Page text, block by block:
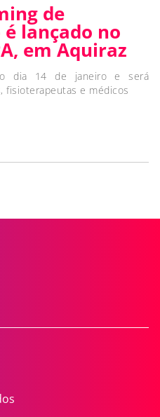
de
lançado no
em Aquiraz
dia 14 de janeiro e será
fisioterapeutas e médicos